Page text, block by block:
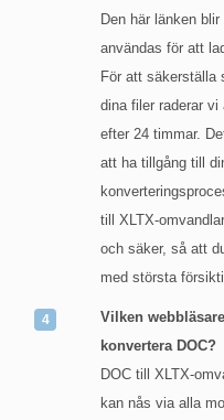
Den här länken
användas för att
För att säkerställa
dina filer raderar
efter 24 timmar.
att ha tillgång till
till XLTX-
och säker, så att
med största
Vilken
konvertera DOC?
DOC till XLTX-
kan nås via alla